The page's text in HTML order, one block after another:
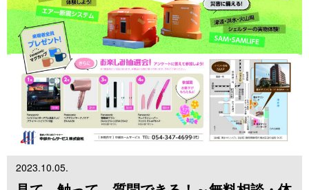
2023.10.05.